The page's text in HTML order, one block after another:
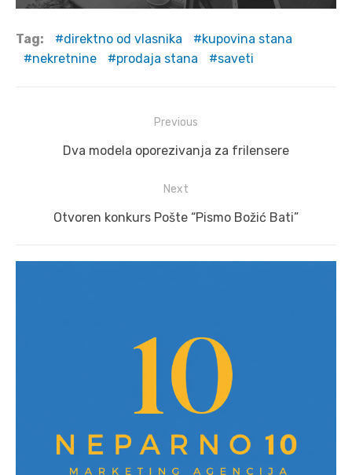
Tag: direktno od vlasnika
kupovina stana
nekretnine
prodaja stana saveti
navigation
Previous
Previous
Dva modela oporezivanja za frilensere
Next
Next
Otvoren konkurs Pošte “Pismo Božić Bati”